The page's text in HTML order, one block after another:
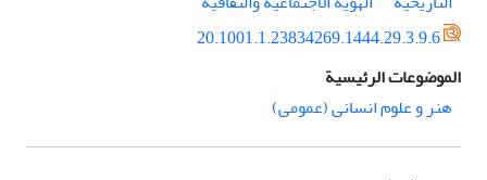
20.1001.1.23834269.1444.29.3.9.6
الموضوعات الرئيسية
هنر و علوم انسانی (عمومی)